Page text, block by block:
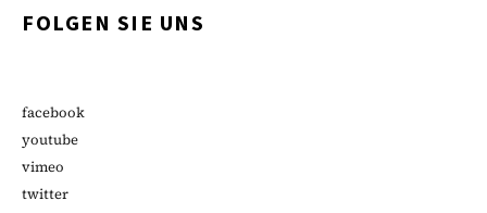
FOLGEN SIE UNS
facebook
youtube
vimeo
twitter